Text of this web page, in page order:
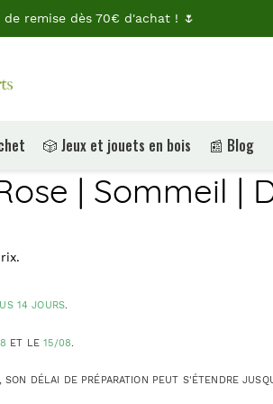
remise dès 70€ d'achat ! 🌷
🎲 Jeux et jouets en bois 📰 Blog
| Sommeil |
14 JOURS.
ET LE15/08.
DÉLAI DE PRÉPARATION PEUT S'ÉTENDRE